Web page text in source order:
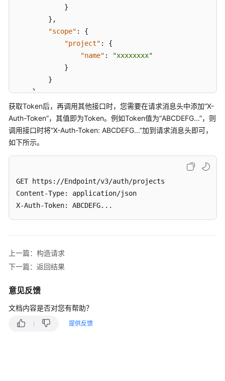
}
} ,
"scope" :
{
"project" :
{
"name" :
"xxxxxxxx"
}
}
}
}
获取Token后，再调用其他接口时，您需要在请求消息头中添加“X-
Auth-Token”，其值即为Token。例如Token值为“ABCDEFG...”，则
调用接口时将“X-Auth-Token: ABCDEFG...”加到请求消息头即可，
如下所示。
GET https://Endpoint/v3/auth/projects
Content-Type: application/json
X-Auth-Token: ABCDEFG...
上一篇：构造请求
下一篇：返回结果
意见反馈
文档内容是否对您有帮助？
提供反馈